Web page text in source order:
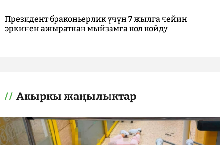
Президент браконьерлик үчүн 7 жылга чейин
эркинен ажыраткан мыйзамга кол койду
Акыркы жаңылыктар